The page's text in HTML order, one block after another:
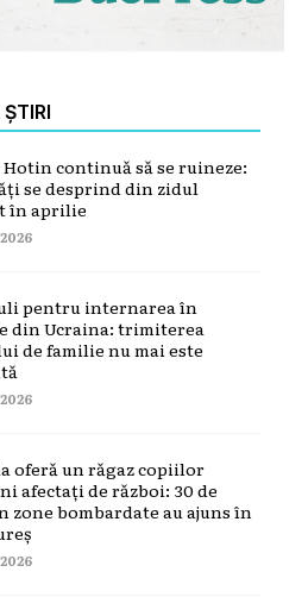
Hotin continuă să se ruineze:
se desprind din zidul
în aprilie
pentru internarea în
din Ucraina: trimiterea
de familie nu mai este
oferă un răgaz copiilor
afectați de război: 30 de
zone bombardate au ajuns în